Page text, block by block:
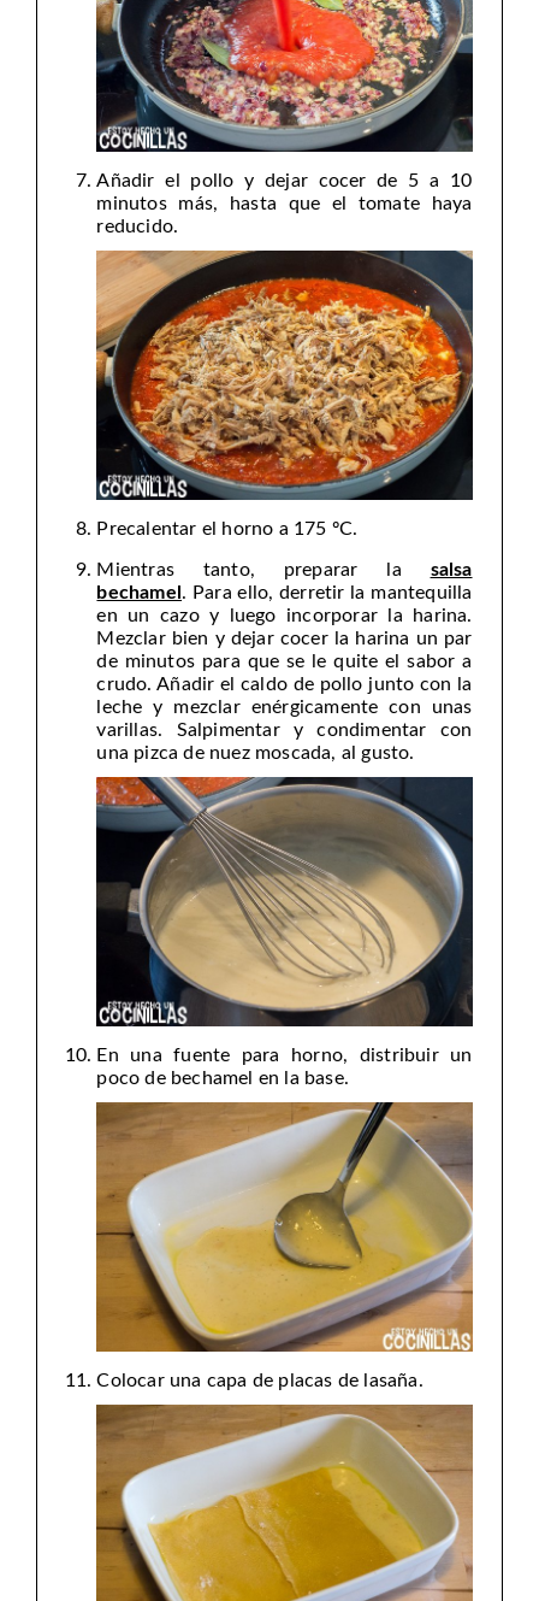
Añadir el pollo y dejar cocer de 5 a 10
minutos más, hasta que el tomate haya
reducido.
Precalentar el horno a 175 ºC.
Mientras tanto, preparar la salsa
bechamel . Para ello, derretir la mantequilla
en un cazo y luego incorporar la harina.
Mezclar bien y dejar cocer la harina un par
de minutos para que se le quite el sabor a
crudo. Añadir el caldo de pollo junto con la
leche y mezclar enérgicamente con unas
varillas. Salpimentar y condimentar con
una pizca de nuez moscada, al gusto.
En una fuente para horno, distribuir un
poco de bechamel en la base.
Colocar una capa de placas de lasaña.